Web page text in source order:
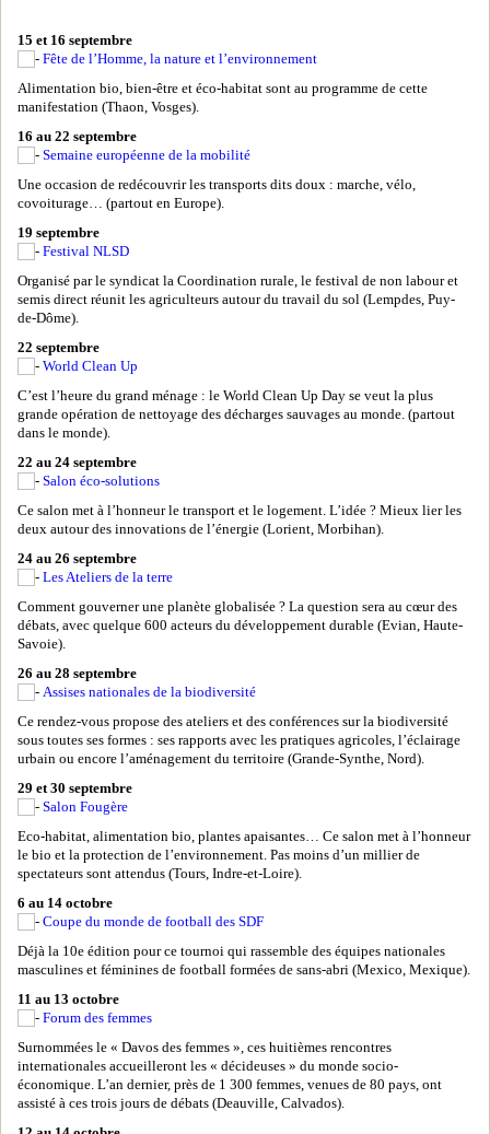
15 et 16 septembre
Fête de l’Homme, la nature et l’environnement
Alimentation bio, bien-être et éco-habitat sont au programme de cette
manifestation (Thaon, Vosges).
16 au 22 septembre
Semaine européenne de la mobilité
Une occasion de redécouvrir les transports dits doux : marche, vélo,
covoiturage… (partout en Europe).
19 septembre
Festival NLSD
Organisé par le syndicat la Coordination rurale, le festival de non labour et
semis direct réunit les agriculteurs autour du travail du sol (Lempdes, Puy-
de-Dôme).
22 septembre
World Clean Up
C’est l’heure du grand ménage : le World Clean Up Day se veut la plus
grande opération de nettoyage des décharges sauvages au monde. (partout
dans le monde).
22 au 24 septembre
Salon éco-solutions
Ce salon met à l’honneur le transport et le logement. L’idée ? Mieux lier les
deux autour des innovations de l’énergie (Lorient, Morbihan).
24 au 26 septembre
Les Ateliers de la terre
Comment gouverner une planète globalisée ? La question sera au cœur des
débats, avec quelque 600 acteurs du développement durable (Evian, Haute-
Savoie).
26 au 28 septembre
Assises nationales de la biodiversité
Ce rendez-vous propose des ateliers et des conférences sur la biodiversité
sous toutes ses formes : ses rapports avec les pratiques agricoles, l’éclairage
urbain ou encore l’aménagement du territoire (Grande-Synthe, Nord).
29 et 30 septembre
Salon Fougère
Eco-habitat, alimentation bio, plantes apaisantes… Ce salon met à l’honneur
le bio et la protection de l’environnement. Pas moins d’un millier de
spectateurs sont attendus (Tours, Indre-et-Loire).
6 au 14 octobre
Coupe du monde de football des SDF
Déjà la 10e édition pour ce tournoi qui rassemble des équipes nationales
masculines et féminines de football formées de sans-abri (Mexico, Mexique).
11 au 13 octobre
Forum des femmes
Surnommées le « Davos des femmes », ces huitièmes rencontres
internationales accueilleront les « décideuses » du monde socio-
économique. L’an dernier, près de 1 300 femmes, venues de 80 pays, ont
assisté à ces trois jours de débats (Deauville, Calvados).